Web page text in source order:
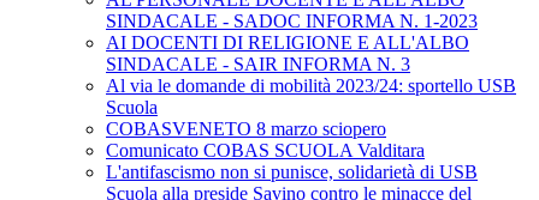
SINDACALE - SADOC INFORMA N. 1-2023
AI DOCENTI DI RELIGIONE E ALL'ALBO
SINDACALE - SAIR INFORMA N. 3
Al via le domande di mobilità 2023/24: sportello USB
Scuola
COBASVENETO 8 marzo sciopero
Comunicato COBAS SCUOLA Valditara
L'antifascismo non si punisce, solidarietà di USB
Scuola alla preside Savino contro le minacce del